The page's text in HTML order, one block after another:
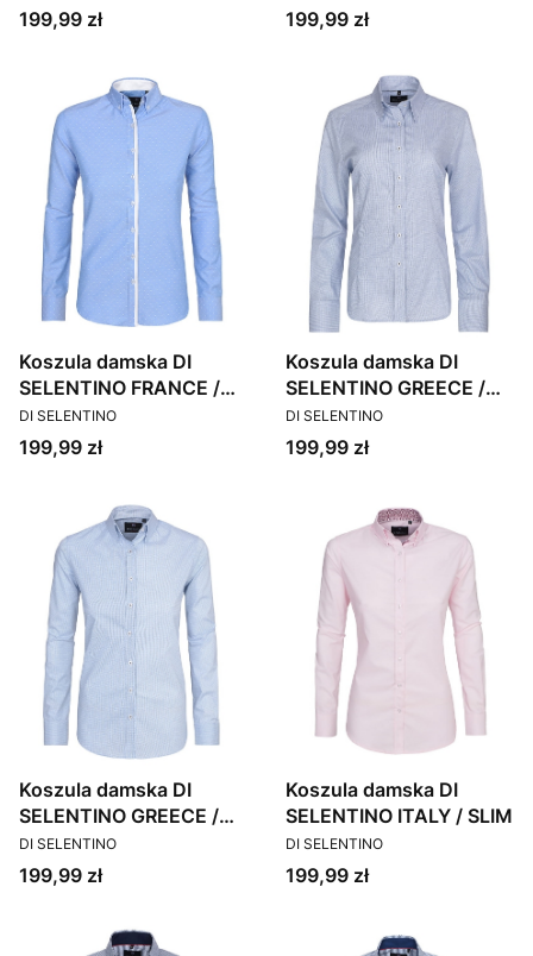
Cena
199,99 zł Cena
199,99 zł
Koszula damska DI
SELENTINO FRANCE /
SLIM
PRODUCENT
DI SELENTINO
Cena
199,99 zł
Koszula damska DI
SELENTINO GREECE /
CUSTOM
PRODUCENT
DI SELENTINO
Cena
199,99 zł
Koszula damska DI
SELENTINO GREECE /
SLIM
PRODUCENT
DI SELENTINO
Cena
199,99 zł
Koszula damska DI
SELENTINO ITALY / SLIM
PRODUCENT
DI SELENTINO
Cena
199,99 zł